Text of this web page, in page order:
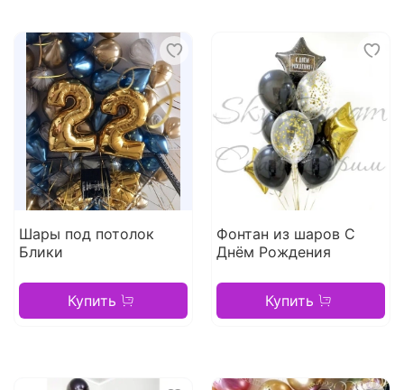
Шары под потолок
Блики
Купить
Фонтан из шаров С
Днём Рождения
Купить